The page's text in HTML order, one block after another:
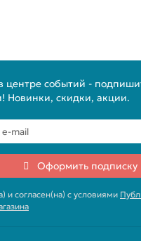
центре событий -
Новинки, скидки, акции.
Оформить подписку
и согласен(на) с условиями